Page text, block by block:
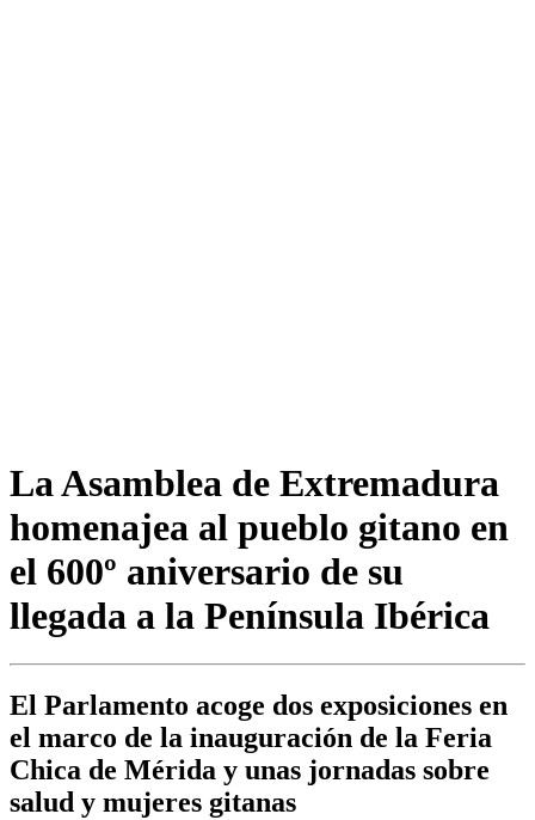
La Asamblea de Extremadura
homenajea al pueblo gitano en
el 600º aniversario de su
llegada a la Península Ibérica
El Parlamento acoge dos exposiciones en
el marco de la inauguración de la Feria
Chica de Mérida y unas jornadas sobre
salud y mujeres gitanas